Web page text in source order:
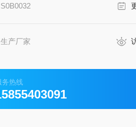
S0B0032
生产厂家
务热线